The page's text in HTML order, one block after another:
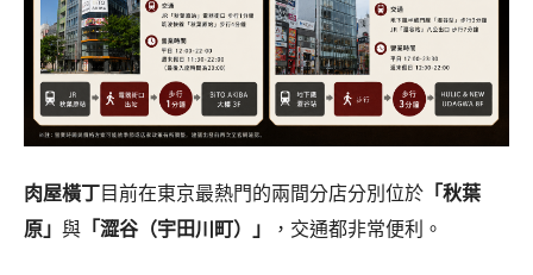
肉屋橫丁目前在東京最熱門的兩間分店分別位於 「秋葉
原」 與 「澀谷（宇田川町）」 ，交通都非常便利。